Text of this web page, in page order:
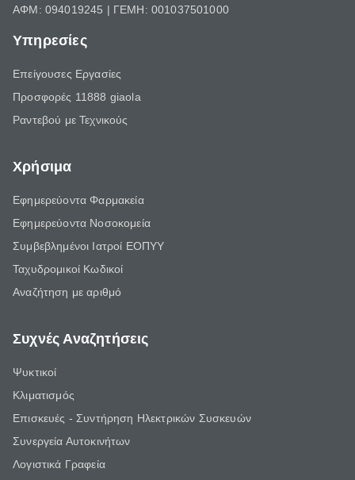
ΑΦΜ: 094019245 | ΓΕΜΗ: 001037501000
Υπηρεσίες
Επείγουσες Εργασίες
Προσφορές 11888 giaola
Ραντεβού με Τεχνικούς
Χρήσιμα
Εφημερεύοντα Φαρμακεία
Εφημερεύοντα Νοσοκομεία
Συμβεβλημένοι Ιατροί ΕΟΠΥΥ
Ταχυδρομικοί Κωδικοί
Αναζήτηση με αριθμό
Συχνές Αναζητήσεις
Ψυκτικοί
Κλιματισμός
Επισκευές - Συντήρηση Ηλεκτρικών Συσκευών
Συνεργεία Αυτοκινήτων
Λογιστικά Γραφεία